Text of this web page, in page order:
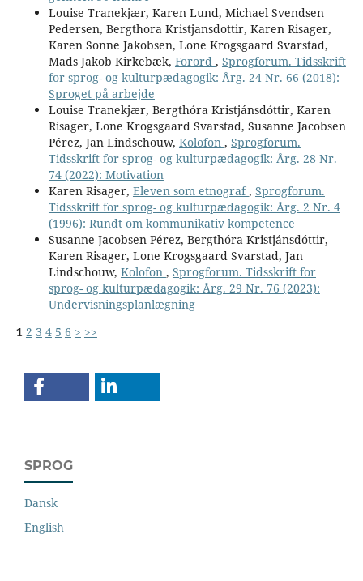
Louise Tranekjær, Karen Lund, Michael Svendsen
Pedersen, Bergthora Kristjansdottir, Karen Risager,
Karen Sonne Jakobsen, Lone Krogsgaard Svarstad,
Mads Jakob Kirkebæk, Forord , Sprogforum. Tidsskrift
for sprog- og kulturpædagogik: Årg. 24 Nr. 66 (2018):
Sproget på arbejde
Louise Tranekjær, Bergthóra Kristjánsdóttir, Karen
Risager, Lone Krogsgaard Svarstad, Susanne Jacobsen
Pérez, Jan Lindschouw, Kolofon , Sprogforum.
Tidsskrift for sprog- og kulturpædagogik: Årg. 28 Nr.
74 (2022): Motivation
Karen Risager, Eleven som etnograf, Sprogforum.
Tidsskrift for sprog- og kulturpædagogik: Årg. 2 Nr. 4
(1996): Rundt om kommunikativ kompetence
Susanne Jacobsen Pérez, Bergthóra Kristjánsdóttir,
Karen Risager, Lone Krogsgaard Svarstad, Jan
Lindschouw, Kolofon , Sprogforum. Tidsskrift for
sprog- og kulturpædagogik: Årg. 29 Nr. 76 (2023):
Undervisningsplanlægning
1 2 3 4 5 6 > >>
SPROG
Dansk
English